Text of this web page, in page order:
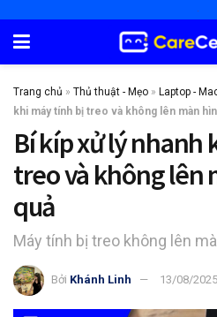
Trang chủ » Thủ thuật - Mẹo » Laptop -
khi máy tính bị treo và không lên màn
Bí kíp xử lý nhanh
treo và không lên
quả
Máy tính bị treo không lên
Bởi Khánh Linh 13/08/2025